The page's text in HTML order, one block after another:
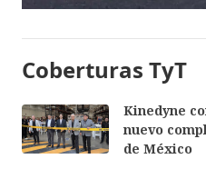
Coberturas TyT
Kinedyne
nuevo
de México